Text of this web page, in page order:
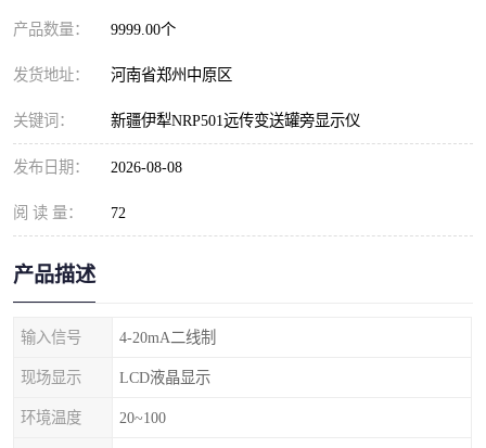
产品数量： 9999.00个
发货地址： 河南省郑州中原区
关键词： 新疆伊犁NRP501远传变送罐旁显示仪
发布日期： 2026-08-08
阅 读 量： 72
产品描述
输入信号 4-20mA二线制
现场显示 LCD液晶显示
环境温度 20~100